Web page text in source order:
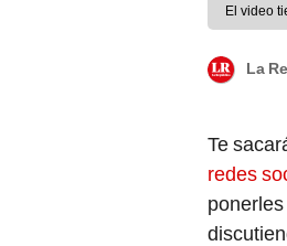
El video
La
Te
redes